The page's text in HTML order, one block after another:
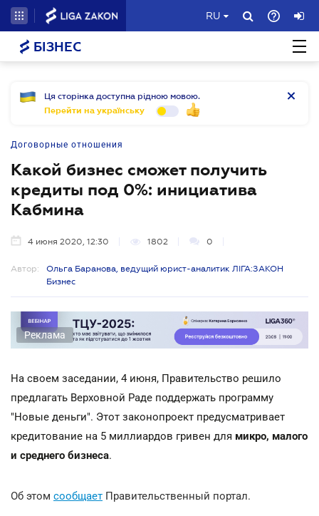
RU
БІЗНЕС
Ця сторінка доступна рідною мовою.
Перейти на українську
Договорные отношения
Какой бизнес сможет получить
кредиты под 0%: инициатива
Кабмина
4 июня 2020, 12:30 1802 0
Автор:
Ольга Баранова, ведущий юрист-аналитик ЛІГА:ЗАКОН
Бизнес
Реклама
На своем заседании, 4 июня, Правительство решило
предлагать Верховной Раде поддержать программу
"Новые деньги". Этот законопроект предусматривает
кредитование на 5 миллиардов гривен для микро, малого
и среднего бизнеса.
Об этом сообщает Правительственный портал.